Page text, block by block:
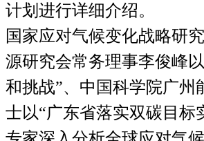
计划进行详细介绍。
国家应对气候变化战略研
源研究会常务理事李俊峰以
和挑战”、中国科学院广州
士以“广东省落实双碳目标